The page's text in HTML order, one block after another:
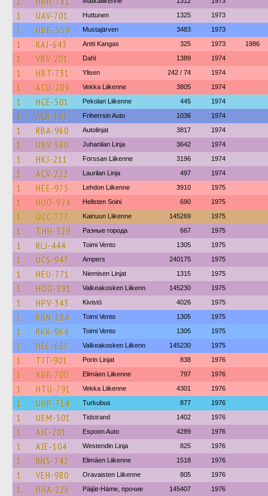
1 UAV-701 Huttunen 1325 1973
1 HBB-559 Mustajärven 3483 1973
1 RAJ-643 Antti Kangas 325 1973 1986
1 VBV-201 Dahl 1389 1974
1 HBT-731 Ylisen 242 / 74 1974
1 ACU-209 Vekka Liikenne 3805 1974
1 HCE-501 Pekolan Liikenne 445 1974
1 ACX-101 Friherrsin Auto 1036 1974
1 RBA-960 Autolinjat 3817 1974
1 UBV-580 Juhanilan Linja 3642 1974
1 HKJ-211 Forssan Liikenne 3196 1974
1 ACV-222 Laurilan Linja 497 1974
1 HEE-975 Lehdon Liikenne 3910 1975
1 HUO-924 Hellsten Soini 690 1975
1 OCC-777 Kainuun Liikenne 145269 1975
1 THH-529 Разные города 667 1975
1 RLJ-444 Toimi Vento 1305 1975
1 UCS-947 Ampers 240175 1975
1 HEU-771 Niemisen Linjat 1315 1975
1 HOO-891 Valkeakosken Liikenn 145230 1975
1 HPV-343 Kivistö 4026 1975
1 RBN-184 Toimi Vento 1305 1975
1 RKK-964 Toimi Vento 1305 1975
1 HEE-631 Valkeakosken Liikenn 145230 1975
1 TJT-901 Porin Linjat 838 1976
1 XBR-700 Elimäen Liikenne 797 1976
1 HTU-791 Vekka Liikenne 4301 1976
1 UHP-714 Turkubus 877 1976
1 UEM-501 Tidstrand 1402 1976
1 AJC-201 Espoon Auto 4289 1976
1 AJE-104 Westendin Linja 825 1976
1 RNS-742 Elimäen Liikenne 1518 1976
1 VEH-980 Oravaisten Liikenne 805 1976
1 HHA-226 Päijät-Häme, прочие 145407 1976